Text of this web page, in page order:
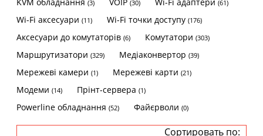
(3) (30) (61)
Wi-Fi аксесуари (11) Wi-Fi точки доступу (176)
Аксесуари до комутаторів (6) Комутатори (303)
Маршрутизатори (329) Медіаконвертор (39)
Мережеві камери (1) Мережеві карти (21)
Модеми (14) Прінт-сервера (1)
Рowerline обладнання (52) Файєрволи (0)
Сортировать по: